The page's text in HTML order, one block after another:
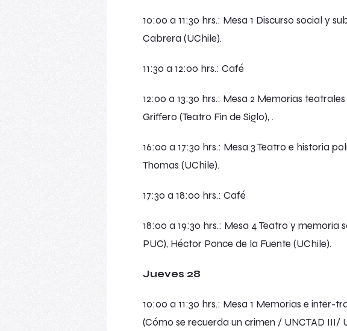
10:00 a 11:30 hrs.: Mesa 1 Discurso social y
Cabrera (UChile).
11:30 a 12:00 hrs.: Café
12:00 a 13:30 hrs.: Mesa 2 Memorias
Griffero (Teatro Fin de Siglo), .
16:00 a 17:30 hrs.: Mesa 3 Teatro e historia
Thomas (UChile).
17:30 a 18:00 hrs.: Café
18:00 a 19:30 hrs.: Mesa 4 Teatro y
PUC), Héctor Ponce de la Fuente (UChile).
Jueves 28
10:00 a 11:30 hrs.: Mesa 1 Memorias e inter-
(Cómo se recuerda un crimen / UNCTAD III/